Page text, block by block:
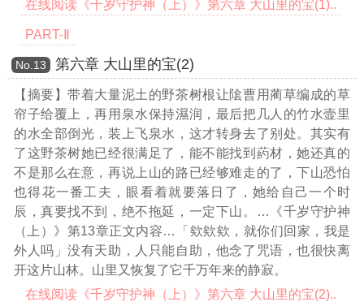
在线阅读《千岁守护神（上）》第六章 大山里的宝(1)..
PART-Ⅱ
Νο.13 第六章 大山里的宝(2)
【摘要】带着大量泥土的野茶树根让隂曹用蔺草编成的草
帘子给覆上，再用泉水保持濕润，最后把几人的竹水壸里
的水全部倒光，装上飞泉水，这才转身去了别处。其实有
了这野茶树她已经很满足了，能不能找到葯材，她还真的
不是那么在意，再说上山的路已经够难走的了，下山恐怕
也得花一番工夫，眼看着就要落日了，她给自己一个时
辰，真要找不到，绝不拖延，一定下山。
…《千岁守护神
（上）》第13章正文内容…
「欸欸欸，就你们回家，我是
外人吗」没有天助，人只能自助，他念了咒语，也很快离
开这片山林。山里又恢复了它千万年来的静寂。
在线阅读《千岁守护神（上）》第六章 大山里的宝(2)..